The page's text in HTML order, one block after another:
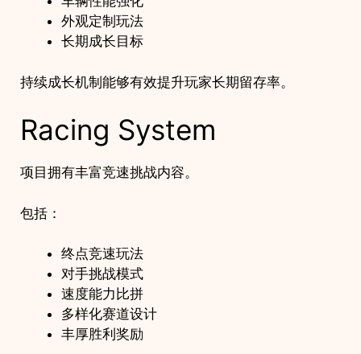
外观定制玩法
长期成长目标
持续成长机制能够有效提升玩家长期留存率。
Racing System
项目拥有丰富竞速挑战内容。
包括：
终点竞速玩法
对手挑战模式
速度能力比拼
多样化赛道设计
丰厚胜利奖励